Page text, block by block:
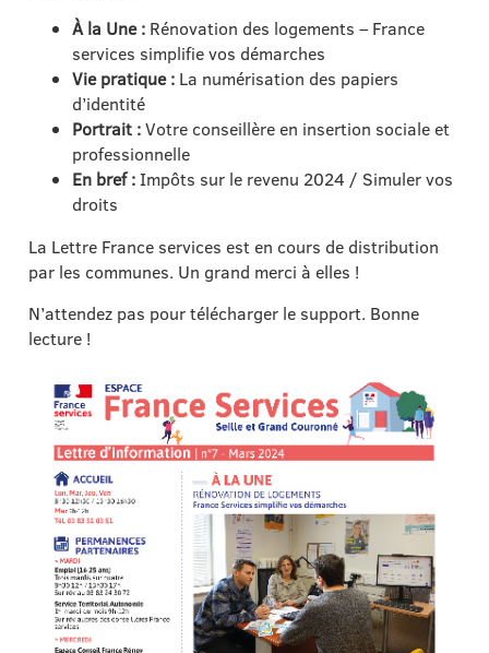
À la Une : Rénovation des logements – France
services simplifie vos démarches
Vie pratique : La numérisation des papiers
d’identité
Portrait :Votre conseillère en insertion sociale et
professionnelle
En bref :Impôts sur le revenu 2024 / Simuler vos
droits
La Lettre France services est en cours de distribution
par les communes. Un grand merci à elles !
N’attendez pas pour télécharger le support. Bonne
lecture !